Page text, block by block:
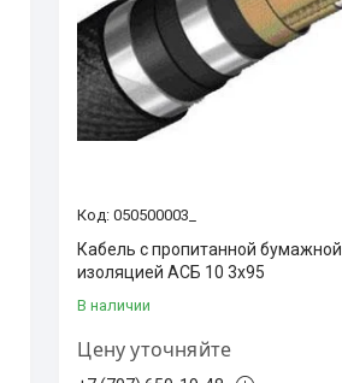
050500003_
Кабель с пропитанной бумажной
изоляцией АСБ 10 3х95
В наличии
Цену уточняйте